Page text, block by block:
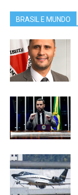
BRASIL E MUNDO